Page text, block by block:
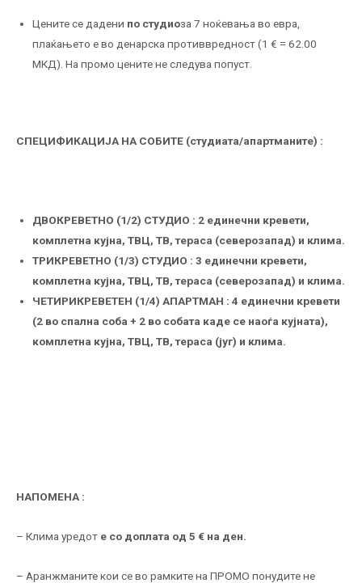
Цените се дадени по студиоза 7 ноќевања во евра,
плаќањето е во денарска противвредност (1 € = 62.00
МКД). На промо цените не следува попуст.
СПЕЦИФИКАЦИЈА НА СОБИТЕ (студиата/апартманите) :
ДВОКРЕВЕТНО (1/2) СТУДИО : 2 единечни кревети,
комплетна кујна, ТВЦ, ТВ, тераса (северозапад) и клима.
ТРИКРЕВЕТНО (1/3) СТУДИО : 3 единечни кревети,
комплетна кујна, ТВЦ, ТВ, тераса (северозапад) и клима.
ЧЕТИРИКРЕВЕТЕН (1/4) АПАРТМАН : 4 единечни кревети
(2 во спална соба + 2 во собата каде се наоѓа кујната),
комплетна кујна, ТВЦ, ТВ, тераса (југ) и клима.
НАПОМЕНА :
– Клима уредот е со доплата од 5 € на ден.
– Аранжманите кои се во рамките на ПРОМО понудите не